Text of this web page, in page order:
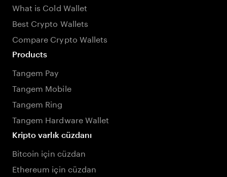
What is Cold Wallet
Best Crypto Wallets
Compare Crypto Wallets
Products
Tangem Pay
Tangem Mobile
Tangem Ring
Tangem Hardware Wallet
Kripto varlık cüzdanı
Bitcoin için cüzdan
Ethereum için cüzdan